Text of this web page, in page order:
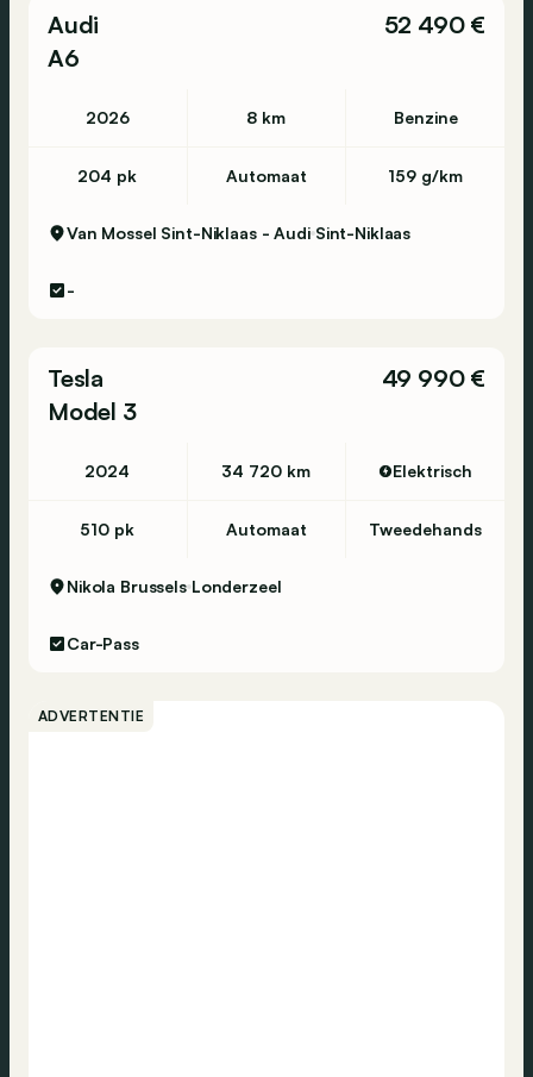
Audi
A6
52 490 €
2026 8 km Benzine
204 pk Automaat 159 g/km
Van Mossel Sint-Niklaas - Audi Sint-Niklaas
-
Tesla
Model 3
49 990 €
2024 34 720 km Elektrisch
510 pk Automaat Tweedehands
Nikola Brussels Londerzeel
Car-Pass
ADVERTENTIE